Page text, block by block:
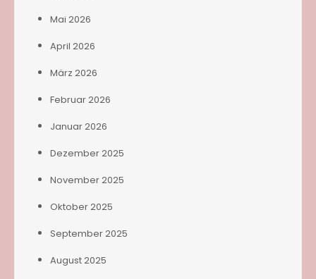
Mai 2026
April 2026
März 2026
Februar 2026
Januar 2026
Dezember 2025
November 2025
Oktober 2025
September 2025
August 2025